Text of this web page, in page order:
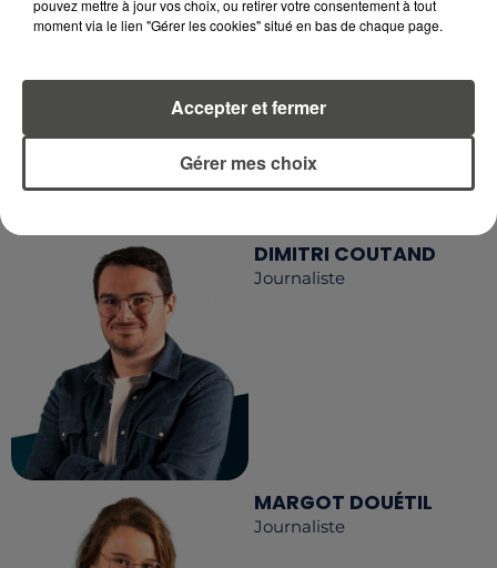
EN TÉLÉCHARGEANT L'APPLICATION MOBILE
LA RÉDACTION
RCA
Voir toute l'équipe RCA
DIMITRI COUTAND
Journaliste
MARGOT DOUÉTIL
Journaliste
pouvez mettre à jour vos choix, ou retirer votre consentement à tout
moment via le lien "Gérer les cookies" situé en bas de chaque page.
Gérer mes choix
Accepter et fermer